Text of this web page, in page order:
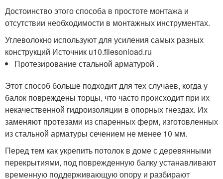
Достоинство этого способа в простоте монтажа и
отсутствии необходимости в монтажных инструментах.
Углеволокно используют для усиления самых разных
конструкций Источник u10.filesonload.ru
Протезирование стальной арматурой .
Этот способ больше подходит для тех случаев, когда у
балок повреждены торцы, что часто происходит при их
некачественной гидроизоляции в опорных гнездах. Их
заменяют протезами из спаренных ферм, изготовленных
из стальной арматуры сечением не менее 10 мм.
Перед тем как укрепить потолок в доме с деревянными
перекрытиями, под поврежденную балку устанавливают
временную поддерживающую опору и разбирают